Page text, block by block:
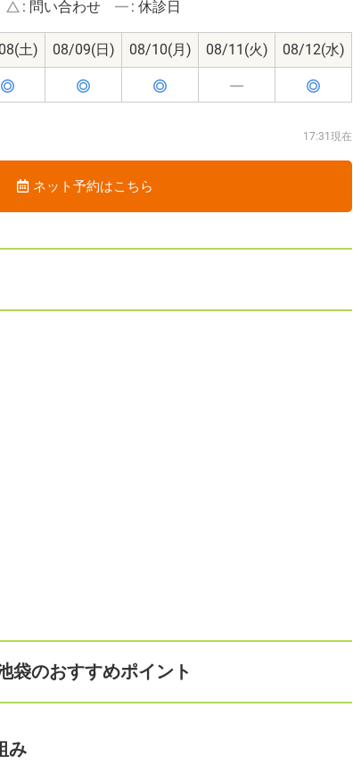
: 問い合わせ : 休診日
(土) 08/09(日) 08/10(月) 08/11 (火) 08/12(水)
17:31現在
ネット予約はこちら
袋のおすすめポイント
み